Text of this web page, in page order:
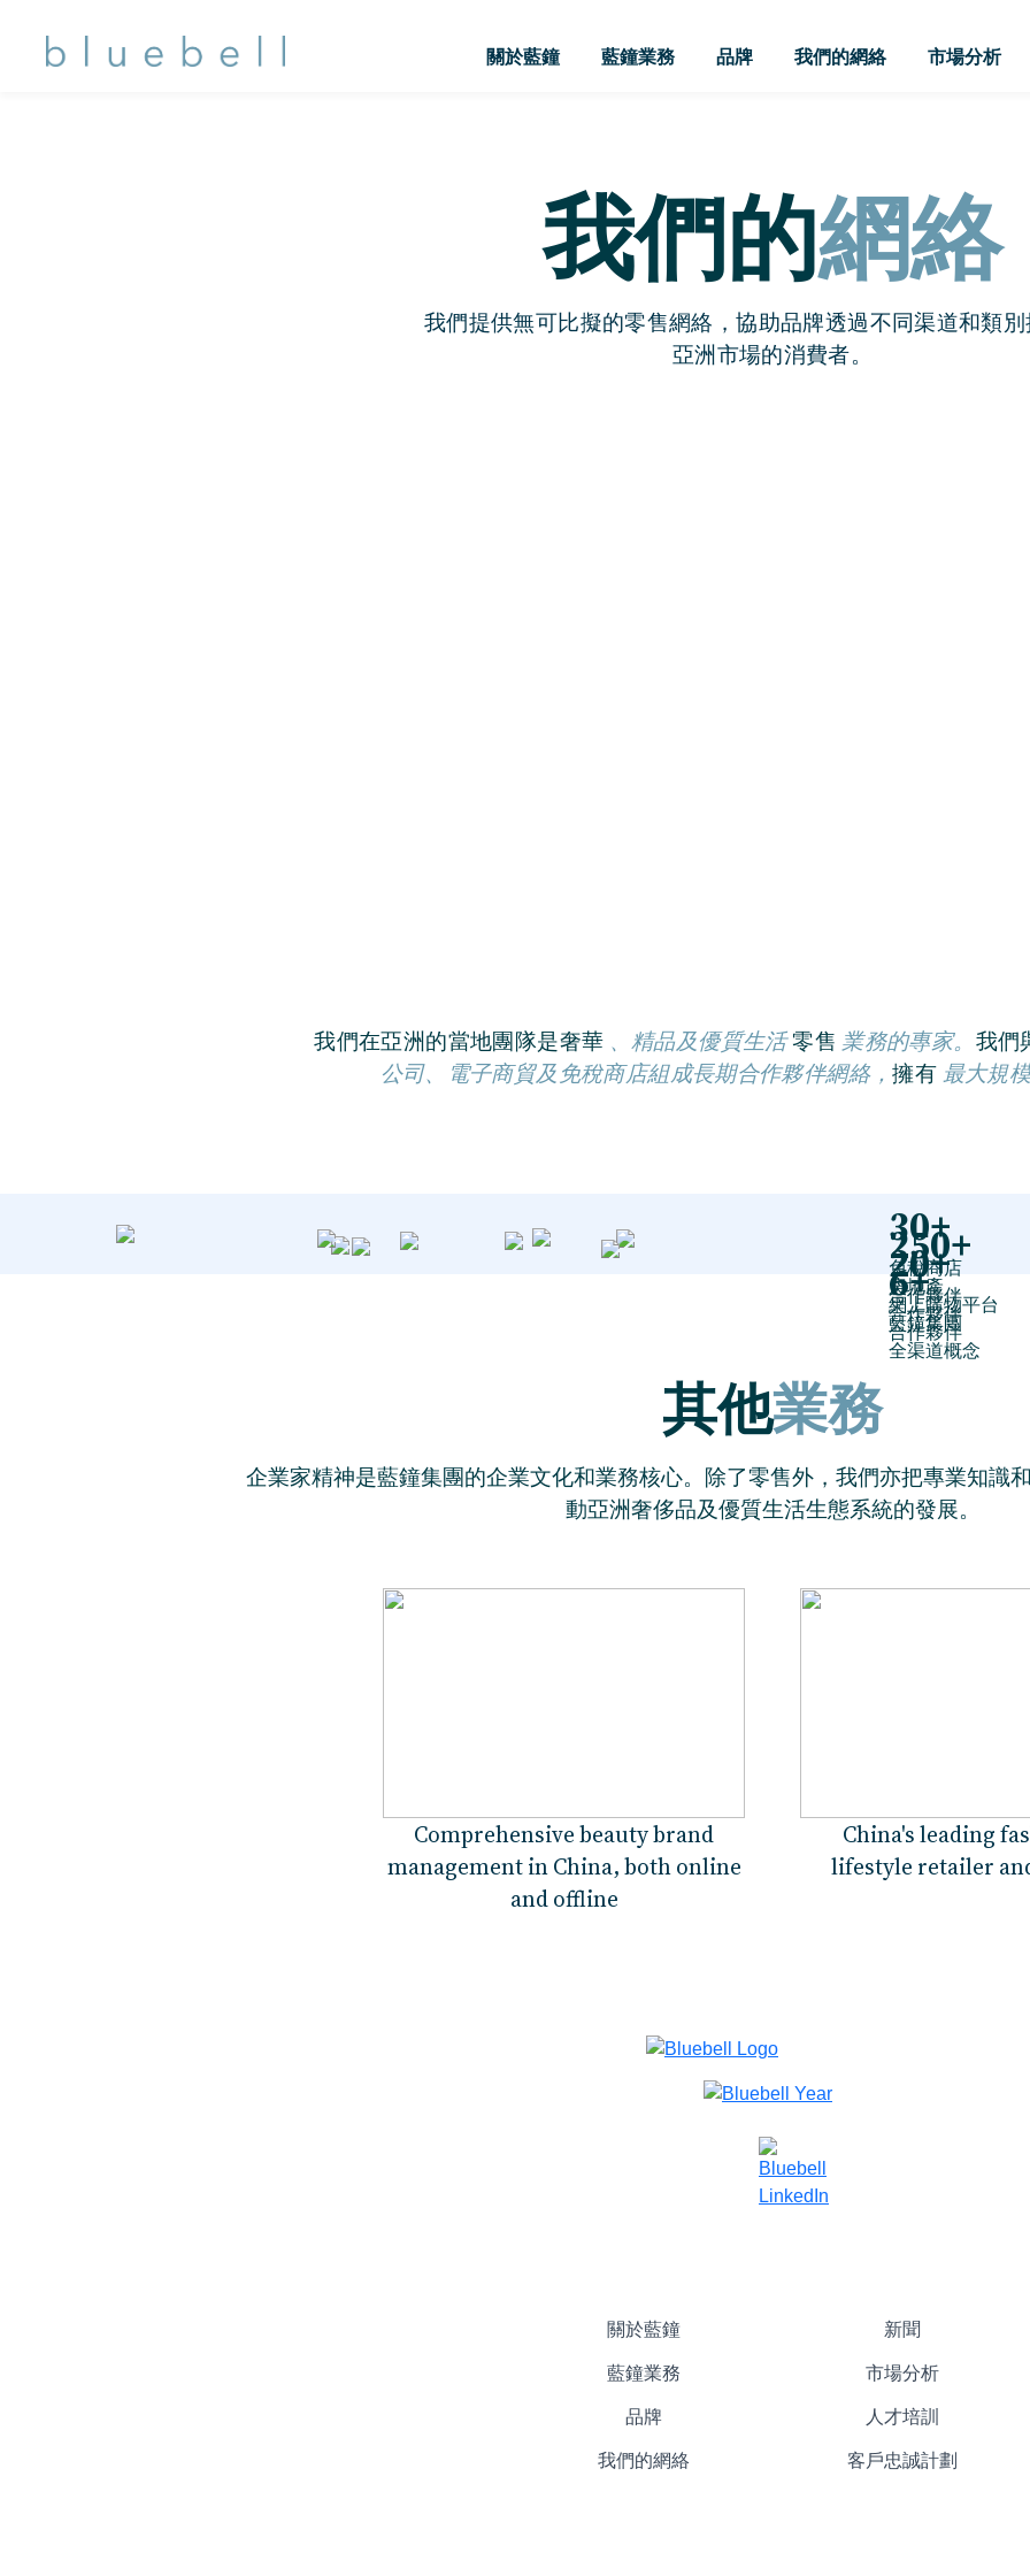
關於藍鐘 藍鐘業務 品牌 我們的網絡 市場分析
我們的網絡
我們提供無可比擬的零售網絡，協助品牌透過不同渠道和類
亞洲市場的消費者。
我們在亞洲的當地團隊是奢華 、精品及優質生活零售 業務的專家。 我們
公司、電子商貿及免稅商店組成長期合作夥伴網絡，擁有 最大規
30+
免稅商店
合作夥伴
250+
房地產
合作夥伴
20+
網上購物平台
合作夥伴
6+
藍鐘集團
全渠道概念
其他業務
企業家精神是藍鐘集團的企業文化和業務核心。除了零售外，我們亦把專業知識
動亞洲奢侈品及優質生活生態系統的發展。
Comprehensive beauty brand
management in China, both online
and offline
China's leading
lifestyle retailer
關於藍鐘
藍鐘業務
品牌
我們的網絡
新聞
市場分析
人才培訓
客戶忠誠計劃